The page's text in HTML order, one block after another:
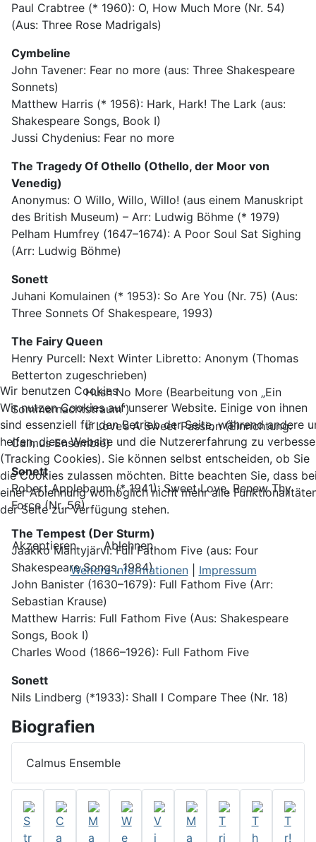
Paul Crabtree (* 1960): O, How Much More (Nr. 54)
(Aus: Three Rose Madrigals)
Cymbeline
John Tavener: Fear no more (aus: Three Shakespeare
Sonnets)
Matthew Harris (* 1956): Hark, Hark! The Lark (aus:
Shakespeare Songs, Book I)
Jussi Chydenius: Fear no more
The Tragedy Of Othello (Othello, der Moor von
Venedig)
Anonymus: O Willo, Willo, Willo! (aus einem Manuskript
des British Museum) – Arr: Ludwig Böhme (* 1979)
Pelham Humfrey (1647–1674): A Poor Soul Sat Sighing
(Arr: Ludwig Böhme)
Sonett
Juhani Komulainen (* 1953): So Are You (Nr. 75) (Aus:
Three Sonnets Of Shakespeare, 1993)
The Fairy Queen
Henry Purcell: Next Winter Libretto: Anonym (Thomas
Betterton zugeschrieben)
Hush No More (Bearbeitung von „Ein
Sommernachtstraum“)
If Love’s A Sweet Passion (Einrichtung:
Calmus Ensemble)
Sonett
Robert Applebaum (* 1941): Sweet Love, Renew Thy
Force (Nr. 56)
The Tempest (Der Sturm)
Jaakko Mäntyjärvi: Full Fathom Five (aus: Four
Shakespeare Songs, 1984)
John Banister (1630–1679): Full Fathom Five (Arr:
Sebastian Krause)
Matthew Harris: Full Fathom Five (Aus: Shakespeare
Songs, Book I)
Charles Wood (1866–1926): Full Fathom Five
Sonett
Nils Lindberg (*1933): Shall I Compare Thee (Nr. 18)
Biografien
Calmus Ensemble
Wir benutzen Cookies
Wir nutzen Cookies auf unserer Website. Einige von ihnen
sind essenziell für den Betrieb der Seite, während andere
helfen, diese Website und die Nutzererfahrung zu
(Tracking Cookies). Sie können selbst entscheiden, ob Sie
die Cookies zulassen möchten. Bitte beachten Sie, dass
einer Ablehnung womöglich nicht mehr alle
der Seite zur Verfügung stehen.
Akzeptieren
Ablehnen
Weitere Informationen| Impressum